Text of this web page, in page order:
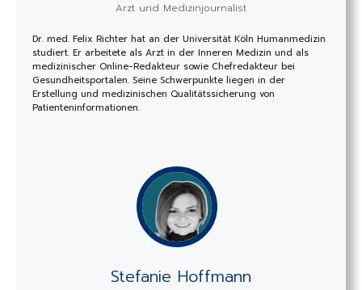
Arzt und Medizinjournalist
Dr. med. Felix Richter hat an der Universität Köln Humanmedizin
studiert. Er arbeitete als Arzt in der Inneren Medizin und als
medizinischer Online-Redakteur sowie Chefredakteur bei
Gesundheitsportalen. Seine Schwerpunkte liegen in der
Erstellung und medizinischen Qualitätssicherung von
Patienteninformationen.
Stefanie Hoffmann